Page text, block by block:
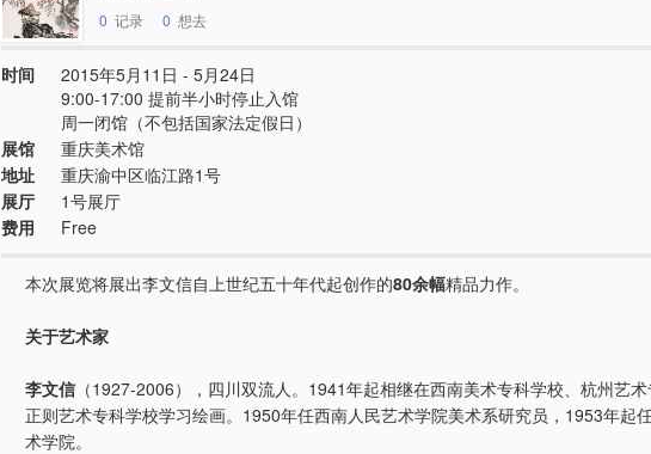
0 记录 0 想去
时间
2015年5月11日 - 5月24日
9:00-17:00 提前半小时停止入馆
周一闭馆（不包括国家法定假日）
展馆
重庆美术馆
地址
重庆渝中区临江路1号
展厅
1号展厅
费用
Free
本次展览将展出李文信自上世纪五十年代起创作的80余幅精品力作。
关于艺术家
李文信 （1927-2006），四川双流人。1941年起相继在西南美术专科学校、杭州艺
正则艺术专科学校学习绘画。1950年任西南人民艺术学院美术系研究员，1953年起
术学院。